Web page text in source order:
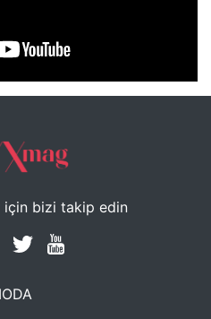
Etkinliği
için bizi takip edin